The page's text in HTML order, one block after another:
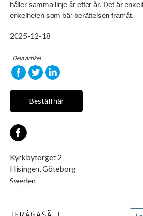
håller samma linje år efter år. Det är
enkelheten som bär berättelsen framåt.
2025-12-18
Dela artikel
Beställ här
Kyrkbytorget 2
Hisingen, Göteborg
Sweden